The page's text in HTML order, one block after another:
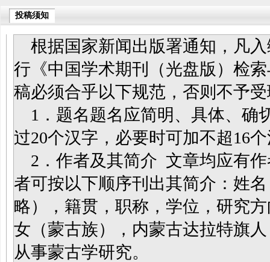
投稿须知
根据国家新闻出版署通知，凡
行《中国学术期刊（光盘版）检
稿必须合乎以下规范，否则不予
1．题名题名应简明、具体、确
过20个汉字，必要时可加不超16
2．作者及其简介 文章均应有
者可按以下顺序刊出其简介：姓
略），籍贯，职称，学位，研究
女（蒙古族），内蒙古达拉特旗
从事蒙古学研究。